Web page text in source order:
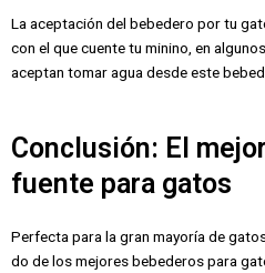
La aceptación del bebedero por tu
con el que cuente tu minino, en
aceptan tomar agua desde este
Conclusión: El
fuente para gatos
Perfecta para la gran mayoría de
do de los mejores bebederos para